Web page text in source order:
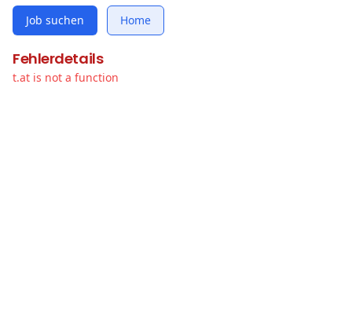
Job suchen Home
Fehlerdetails
t.at is not a function